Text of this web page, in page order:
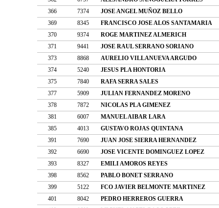
366
7374
JOSE ANGEL MUÑOZ BELLO
369
8345
FRANCISCO JOSE ALOS SANTAMARIA
370
9374
ROGE MARTINEZ ALMERICH
371
9441
JOSE RAUL SERRANO SORIANO
373
8868
AURELIO VILLANUEVA ARGUDO
374
5240
JESUS PLA HONTORIA
375
7840
RAFA SERRA SALES
377
5909
JULIAN FERNANDEZ MORENO
378
7872
NICOLAS PLA GIMENEZ
381
6007
MANUEL AIBAR LARA
385
4013
GUSTAVO ROJAS QUINTANA
391
7690
JUAN JOSE SIERRA HERNANDEZ
392
6690
JOSE VICENTE DOMINGUEZ LOPEZ
393
8327
EMILI AMOROS REYES
398
8562
PABLO BONET SERRANO
399
5122
FCO JAVIER BELMONTE MARTINEZ
401
8042
PEDRO HERREROS GUERRA